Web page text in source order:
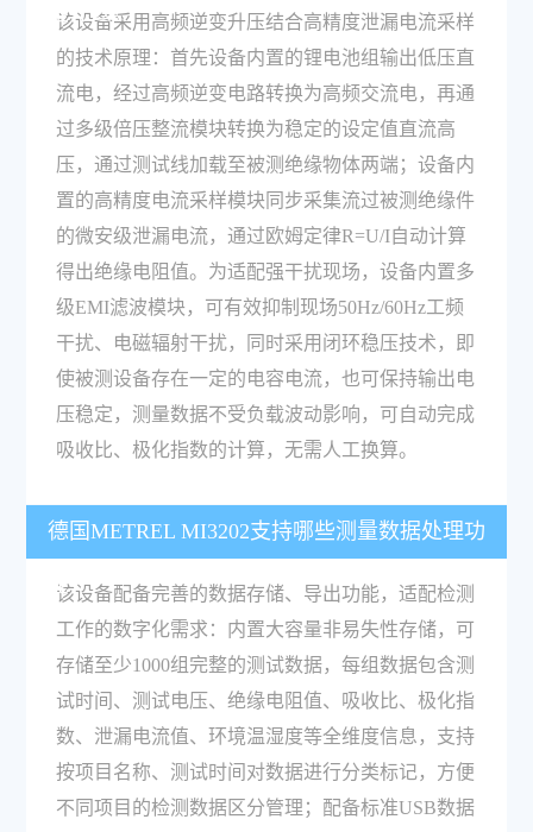
是什么？
该设备采用高频逆变升压结合高精度泄漏电流采样
的技术原理：首先设备内置的锂电池组输出低压直
流电，经过高频逆变电路转换为高频交流电，再通
过多级倍压整流模块转换为稳定的设定值直流高
压，通过测试线加载至被测绝缘物体两端；设备内
置的高精度电流采样模块同步采集流过被测绝缘件
的微安级泄漏电流，通过欧姆定律R=U/I自动计算
得出绝缘电阻值。为适配强干扰现场，设备内置多
级EMI滤波模块，可有效抑制现场50Hz/60Hz工频
干扰、电磁辐射干扰，同时采用闭环稳压技术，即
使被测设备存在一定的电容电流，也可保持输出电
压稳定，测量数据不受负载波动影响，可自动完成
吸收比、极化指数的计算，无需人工换算。
德国METREL MI3202支持哪些测量数据处理功
能？
该设备配备完善的数据存储、导出功能，适配检测
工作的数字化需求：内置大容量非易失性存储，可
存储至少1000组完整的测试数据，每组数据包含测
试时间、测试电压、绝缘电阻值、吸收比、极化指
数、泄漏电流值、环境温湿度等全维度信息，支持
按项目名称、测试时间对数据进行分类标记，方便
不同项目的检测数据区分管理；配备标准USB数据